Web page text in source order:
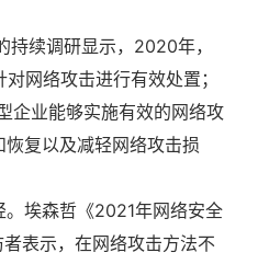
续调研显示，2020年，
网络攻击进行有效处置；
企业能够实施有效的网络攻
复以及减轻网络攻击损
埃森哲《2021年网络安全
表示，在网络攻击方法不